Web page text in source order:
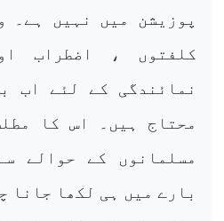
پوزیشن میں نہیں ہے۔
کلفتوں ، اضطراب
نمائندگی کے لئے اب
محتاج ہیں۔ اس کا
مسلمانوں کے حوالے
بارے میں ہی لکھا جانا